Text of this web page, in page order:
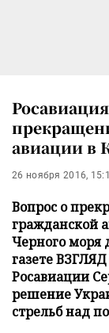
авиации в
26 ноября 2016,
Вопрос о
гражданской
Черного моря
газете
Росавиации
решение
стрельб над